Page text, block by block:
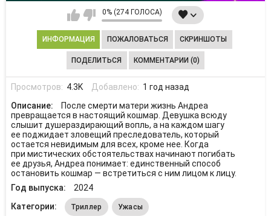
0% (274 ГОЛОСА)
ИНФОРМАЦИЯ ПОЖАЛОВАТЬСЯ СКРИНШОТЫ
ПОДЕЛИТЬСЯ КОММЕНТАРИИ (0)
Просмотров: 4.3K Добавлено: 1 год назад
Описание:
После смерти матери жизнь Андреа
превращается в настоящий кошмар. Девушка всюду
слышит душераздирающий вопль, а на каждом шагу
ее поджидает зловещий преследователь, который
остается невидимым для всех, кроме нее. Когда
при мистических обстоятельствах начинают погибать
ее друзья, Андреа понимает: единственный способ
остановить кошмар — встретиться с ним лицом к лицу.
Год выпуска:
2024
Категории:
Триллер Ужасы